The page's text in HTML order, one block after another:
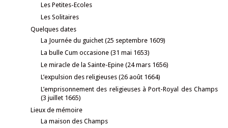
Les Petites-Ecoles
Les Solitaires
Quelques dates
La Journée du guichet (25 septembre 1609)
La bulle Cum occasione (31 mai 1653)
Le miracle de la Sainte-Epine (24 mars 1656)
L’expulsion des religieuses (26 août 1664)
L’emprisonnement des religieuses à Port-Royal des Champs
(3 juillet 1665)
Lieux de mémoire
La maison des Champs